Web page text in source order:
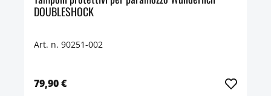
DOUBLESHOCK
Art. n. 90251-002
79,90 €